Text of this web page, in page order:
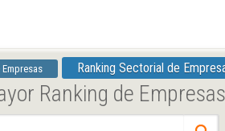
Ranking Sectorial de
Ranking de